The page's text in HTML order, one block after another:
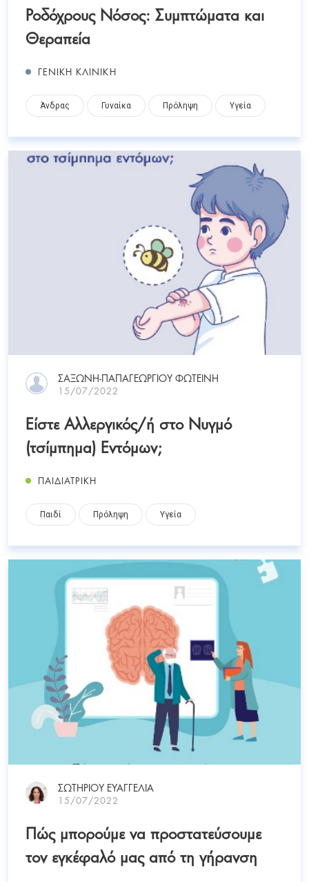
Ροδόχρους Νόσος: Συμπτώματα και
Θεραπεία
ΓΕΝΙΚΗ ΚΛΙΝΙΚΗ
Άνδρας Γυναίκα Πρόληψη Υγεία
ΣΑΞΩΝΗ-ΠΑΠΑΓΕΩΡΓΙΟΥ ΦΩΤΕΙΝΗ
15/07/2022
Είστε Αλλεργικός/ή στο Νυγμό
(τσίμπημα) Εντόμων;
ΠΑΙΔΙΑΤΡΙΚΗ
Παιδί Πρόληψη Υγεία
ΣΩΤΗΡΙΟΥ ΕΥΑΓΓΕΛΙΑ
15/07/2022
Πώς μπορούμε να προστατεύσουμε
τον εγκέφαλό μας από τη γήρανση